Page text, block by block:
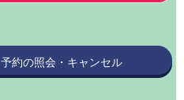
予約の照会・キャンセル